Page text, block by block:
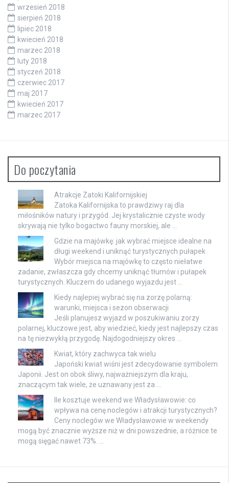
wrzesień 2018
sierpień 2018
lipiec 2018
kwiecień 2018
marzec 2018
luty 2018
styczeń 2018
czerwiec 2017
maj 2017
kwiecień 2017
marzec 2017
Do poczytania
Atrakcje Zatoki Kalifornijskiej
Zatoka Kalifornijska to prawdziwy raj dla
miłośników natury i przygód. Jej krystalicznie czyste wody
skrywają nie tylko bogactwo fauny morskiej, ale …
Gdzie na majówkę: jak wybrać miejsce idealne na
długi weekend i uniknąć turystycznych pułapek
Wybór miejsca na majówkę to często niełatwe
zadanie, zwłaszcza gdy chcemy uniknąć tłumów i pułapek
turystycznych. Kluczem do udanego wyjazdu jest …
Kiedy najlepiej wybrać się na zorzę polarną:
warunki, miejsca i sezon obserwacji
Jeśli planujesz wyjazd w poszukiwaniu zorzy
polarnej, kluczowe jest, aby wiedzieć, kiedy jest najlepszy czas
na tę niezwykłą przygodę. Najdogodniejszy okres …
Kwiat, który zachwyca tak wielu
Japoński kwiat wiśni jest zdecydowanie symbolem
Japonii. Jest on obok śliwy, najważniejszym dla kraju,
znaczącym tak wiele, że uznawany jest za …
Ile kosztuje weekend we Władysławowie: co
wpływa na cenę noclegów i atrakcji turystycznych?
Ceny noclegów we Władysławowie w weekendy
mogą być znacznie wyższe niż w dni powszednie, a różnice te
mogą sięgać nawet 73%. …